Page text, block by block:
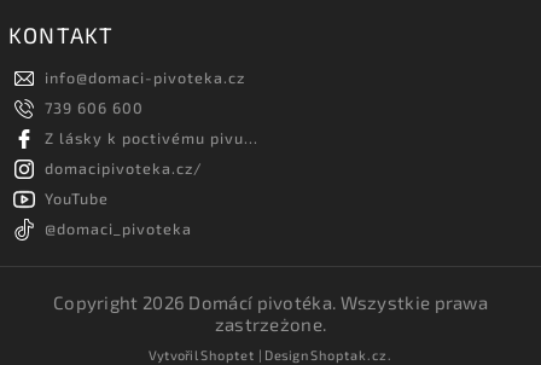
KONTAKT
info@domaci-pivoteka.cz
739 606 600
Z lásky k poctivému pivu...
domacipivoteka.cz/
YouTube
@domaci_pivoteka
Copyright 2026 Domácí pivotéka. Wszystkie prawa
zastrzeżone.
VytvořilShoptet | DesignShoptak.cz.